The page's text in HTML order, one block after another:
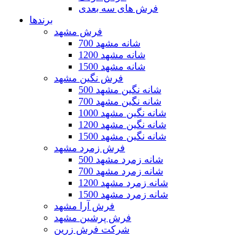
فرش های سه بعدی
برندها
فرش مشهد
700 شانه مشهد
1200 شانه مشهد
1500 شانه مشهد
فرش نگین مشهد
500 شانه نگین مشهد
700 شانه نگین مشهد
1000 شانه نگین مشهد
1200 شانه نگین مشهد
1500 شانه نگین مشهد
فرش زمرد مشهد
500 شانه زمرد مشهد
700 شانه زمرد مشهد
1200 شانه زمرد مشهد
1500 شانه زمرد مشهد
فرش آرا مشهد
فرش پرشین مشهد
شرکت فرش زرین